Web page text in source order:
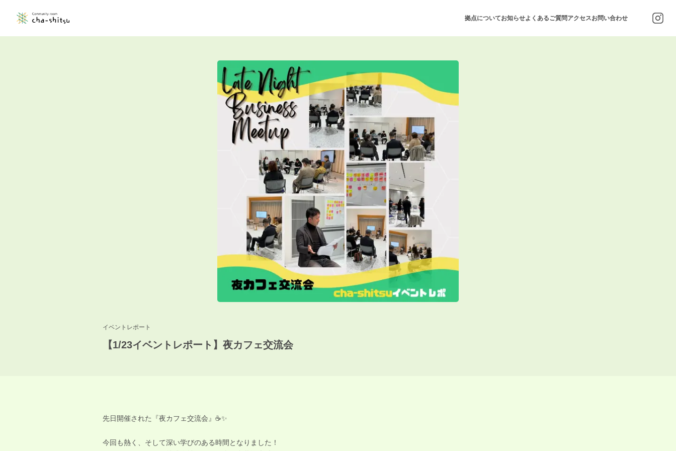
拠点についてお知らせよくあるご質問アクセスお問い合わせ
イベントレポート
【1/23イベントレポート】夜カフェ交流会
先日開催された『夜カフェ交流会』☕️✨
今回も熱く、そして深い学びのある時間となりました！